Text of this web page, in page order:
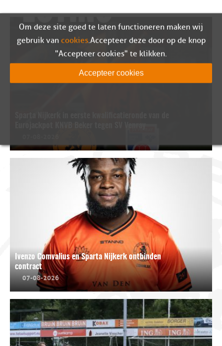
Ivenzo Comvalius en Sparta Nijkerk ontbinden
contract
07-08-2026
Om deze site goed te laten functioneren maken wij
gebruik van cookies. Accepteer deze door op de knop
"Accepteer cookies" te klikken.
Accepteer cookies